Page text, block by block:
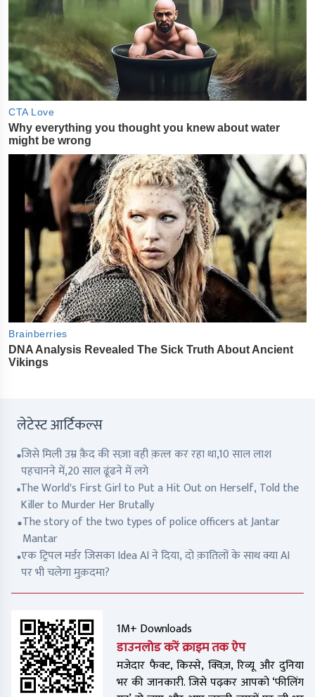
लेटेस्ट आर्टिकल्स
जिसे मिली उम्र क़ैद की सज़ा वही क़त्ल कर रहा था,10 साल लाश
पहचानने में,20 साल ढूंढने में लगे
The World's First Girl to Put a Hit Out on Herself, Told the
Killer to Murder Her Brutally
The story of the two types of police officers at Jantar
Mantar
एक ट्रिपल मर्डर जिसका Idea AI ने दिया, दो क़ातिलों के साथ क्या AI
पर भी चलेगा मुक़दमा?
1M+ Downloads
डाउनलोड करें क्राइम तक ऐप
मजेदार फैक्ट, किस्से, क्विज़, रिव्यू और दुनिया
भर की जानकारी. जिसे पढ़कर आपको ‘फीलिंग